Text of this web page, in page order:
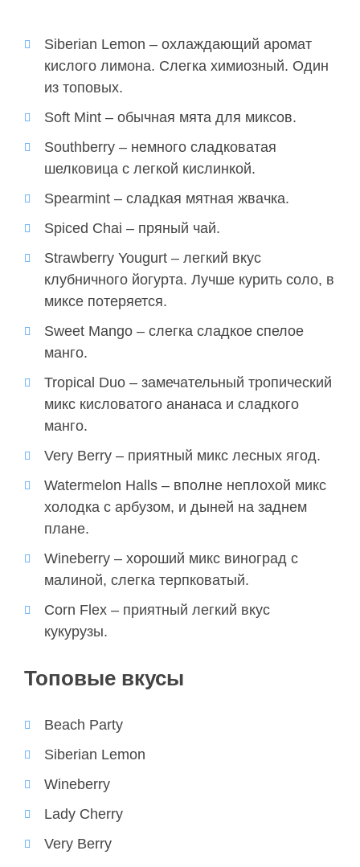
Siberian Lemon – охлаждающий аромат
кислого лимона. Слегка химиозный. Один
из топовых.
Soft Mint – обычная мята для миксов.
Southberry – немного сладковатая
шелковица с легкой кислинкой.
Spearmint – сладкая мятная жвачка.
Spiced Chai – пряный чай.
Strawberry Yougurt – легкий вкус
клубничного йогурта. Лучше курить соло, в
миксе потеряется.
Sweet Mango – слегка сладкое спелое
манго.
Tropical Duo – замечательный тропический
микс кисловатого ананаса и сладкого
манго.
Very Berry – приятный микс лесных ягод.
Watermelon Halls – вполне неплохой микс
холодка с арбузом, и дыней на заднем
плане.
Wineberry – хороший микс виноград с
малиной, слегка терпковатый.
Corn Flex – приятный легкий вкус
кукурузы.
Топовые вкусы
Beach Party
Siberian Lemon
Wineberry
Lady Cherry
Very Berry